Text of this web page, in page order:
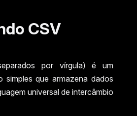
CSV
por vírgula) é um
que armazena dados
universal de intercâmbio